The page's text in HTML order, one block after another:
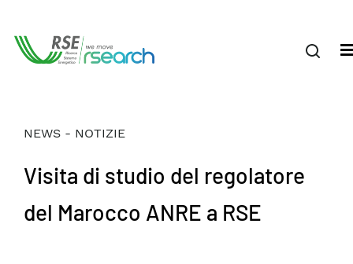
NEWS - NOTIZIE
Visita di studio del regolatore
del Marocco ANRE a RSE